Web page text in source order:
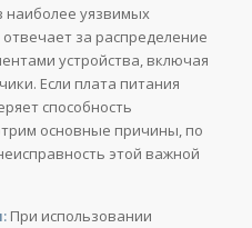
наиболее уязвимых
за распределение
устройства, включая
Если плата питания
способность
основные причины, по
этой важной
При использовании